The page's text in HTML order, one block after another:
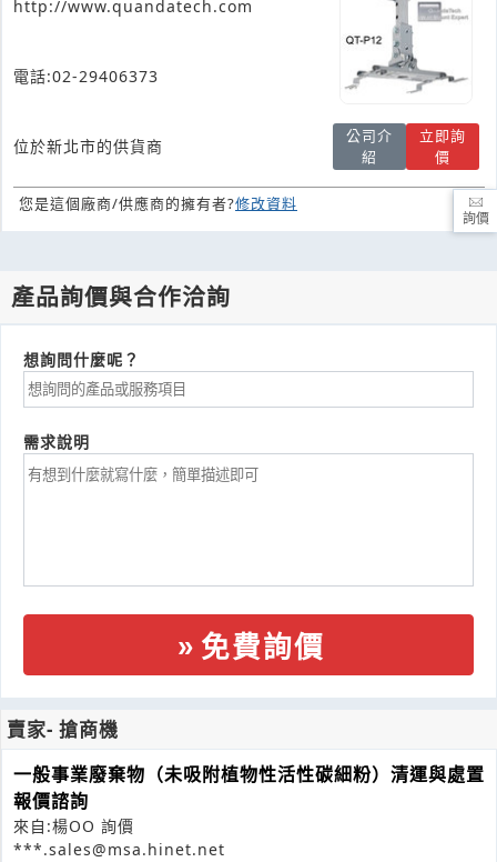
http://www.quandatech.com
電話:02-29406373
位於新北市的供貨商
公司介
紹
立即詢
價
您是這個廠商/供應商的擁有者?修改資料
產品詢價與合作洽詢
想詢問什麼呢？
需求說明
免費詢價
賣家- 搶商機
一般事業廢棄物（未吸附植物性活性碳細粉）清運與處置
報價諮詢
來自:楊OO 詢價
***.sales@msa.hinet.net
詢價